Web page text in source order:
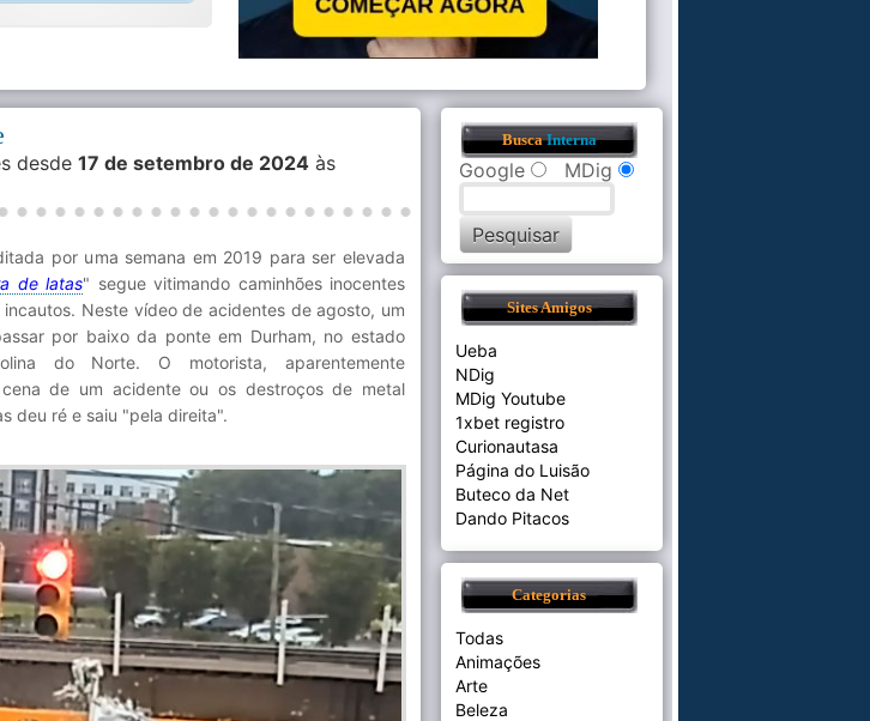
desde 17 de setembro de 2024 às
por uma semana em 2019 para ser elevada
de latas" segue vitimando caminhões inocentes
Neste vídeo de acidentes de agosto, um
por baixo da ponte em Durham, no estado
do Norte. O motorista, aparentemente
de um acidente ou os destroços de metal
deu ré e saiu "pela direita".
BuscaInterna
Google MDig
Sites Amigos
Ueba
NDig
MDig Youtube
1xbet registro
Curionautasa
Página do Luisão
Buteco da Net
Dando Pitacos
Categorias
Todas
Animações
Arte
Beleza